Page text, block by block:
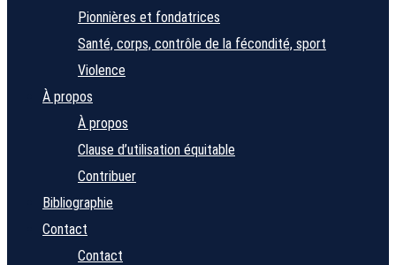
Pionnières et fondatrices
Santé, corps, contrôle de la fécondité, sport
Violence
À propos
À propos
Clause d’utilisation équitable
Contribuer
Bibliographie
Contact
Contact